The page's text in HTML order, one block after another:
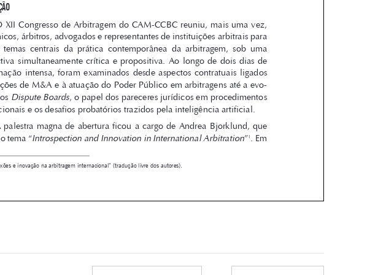








 



 
acadêmicos, árbitros, advogados e representantes de instituições arbitrais para
perspectiva  simultaneamente  crítica  e  propositiva.  Ao  longo  de  dois  dias  de
programação  intensa,  foram  examinados  desde  aspectos  contratuais  ligados
a operações de M&A e à atuação do Poder Público em arbitragens até a evo -
lução dos Dispute Boards, o papel dos pareceres jurídicos em procedimentos
internacionais e os desafios probatórios trazidos pela inteligência artificial.
A palestra magna de abertura ficou a cargo de Andrea Bjorklund, que
tratou do tema “
Introspection and Innovation in International Arbitration
1 “Reflexões e inovação na arbitragem internacional” (tradução livre dos autores).